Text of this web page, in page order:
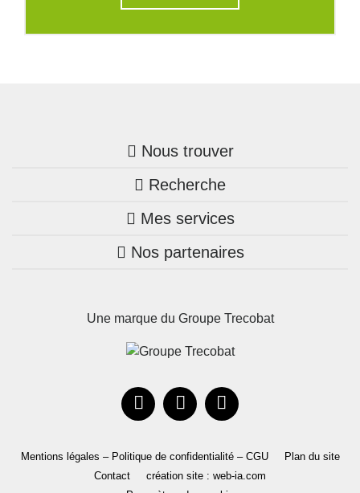
Nous trouver
Trouver une agence
Bretagne
Pays de la Loire
Occitanie
Recherche
Nos annonces
Maison + terrain
Mes services
Mon compte Trecobois
Parrainez un proche!
Nos partenaires
Une marque du Groupe Trecobat
Mentions légales – Politique de confidentialité – CGU
Plan du site
Contact
création site : web-ia.com